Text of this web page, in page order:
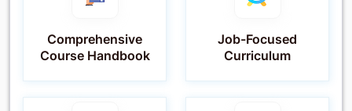
Comprehensive
Course Handbook
Job-Focused
Curriculum